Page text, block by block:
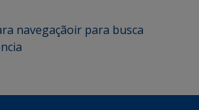
navegaçãoir para busca